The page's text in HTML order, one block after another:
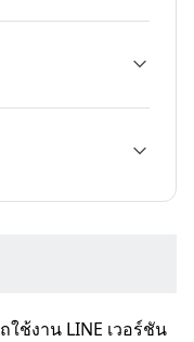
ช้งาน LINE เวอร์ชัน